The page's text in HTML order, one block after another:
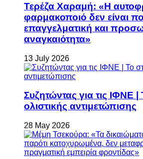
Τερέζα Χαραμή: «Η
φαρμακοποιό δεν είναι
επαγγελματική και
αναγκαιότητα»
13 July 2026
Συζητώντας για τις ΙΦΝΕ |
ολιστικής αντιμετώπισης
28 May 2026